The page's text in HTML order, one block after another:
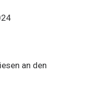
an den